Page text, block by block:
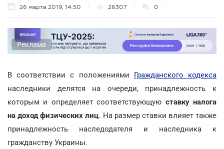
26 марта 2019, 14:50 26307 0
Реклама
В соответствии с положениями Гражданского кодекса
наследники делятся на очереди, принадлежность к
которым и определяет соответствующую ставку налога
на доход физических лиц. На размер ставки влияет также
принадлежность наследодателя и наследника к
гражданству Украины.